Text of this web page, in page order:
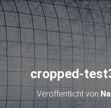
cropped-
Veröffentlicht von